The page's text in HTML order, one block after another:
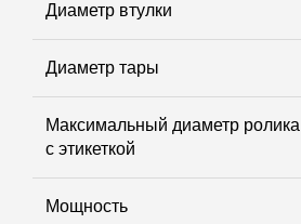
Диаметр втулки
Диаметр тары
Максимальный диаметр ролика
с этикеткой
Мощность